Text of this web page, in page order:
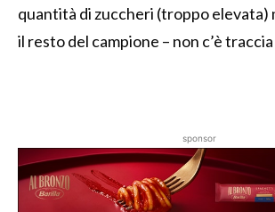
quantità di zuccheri (troppo elevata)
il resto del campione – non c’è
sponsor